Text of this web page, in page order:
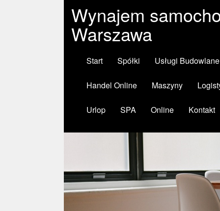
Wynajem
Warszawa
Start Spółki Usługi Budowlane
Handel Online Maszyny
Urlop SPA Online Kontakt